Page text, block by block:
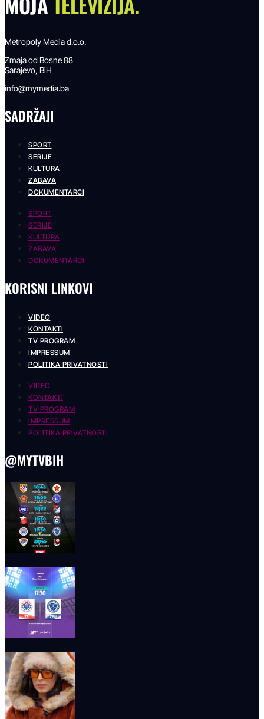
Metropoly Media d.o.o.
Zmaja od Bosne 88
Sarajevo, BiH
info@mymedia.ba
SADRŽAJI
SPORT
SERIJE
KULTURA
ZABAVA
DOKUMENTARCI
SPORT
SERIJE
KULTURA
ZABAVA
DOKUMENTARCI
KORISNI LINKOVI
VIDEO
KONTAKTI
TV PROGRAM
IMPRESSUM
POLITIKA PRIVATNOSTI
VIDEO
KONTAKTI
TV PROGRAM
IMPRESSUM
POLITIKA PRIVATNOSTI
@MYTVBIH